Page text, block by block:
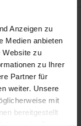
Anzeigen zu
Medien anbieten
Website zu
zu Ihrer
Partner für
weiter. Unsere
mit
bereitgestellt
US-
und in
die
wenn ein kraft